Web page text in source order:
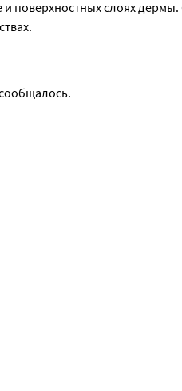
поверхностных слоях